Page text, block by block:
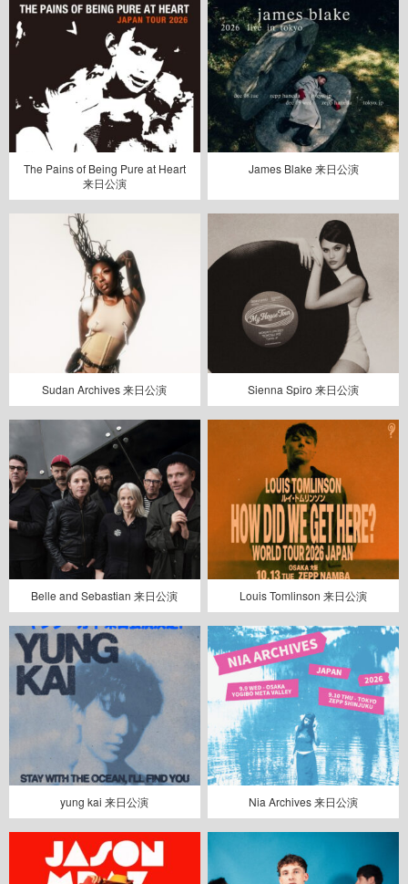
The Pains of Being Pure at Heart
来日公演
James Blake 来日公演
Sudan Archives 来日公演 Sienna Spiro 来日公演
Belle and Sebastian 来日公演 Louis Tomlinson 来日公演
yung kai 来日公演 Nia Archives 来日公演